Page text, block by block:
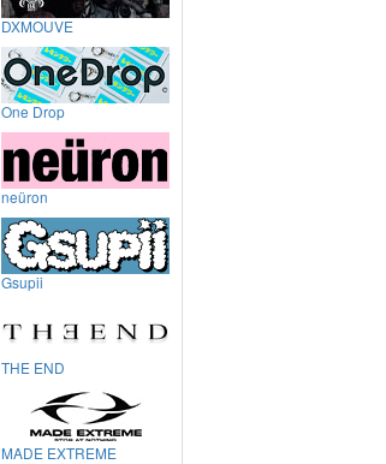
DXMOUVE
One Drop
neüron
Gsupii
THE END
MADE EXTREME